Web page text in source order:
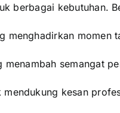
berbagai kebutuhan.
menghadirkan momen
semangat
mendukung kesan